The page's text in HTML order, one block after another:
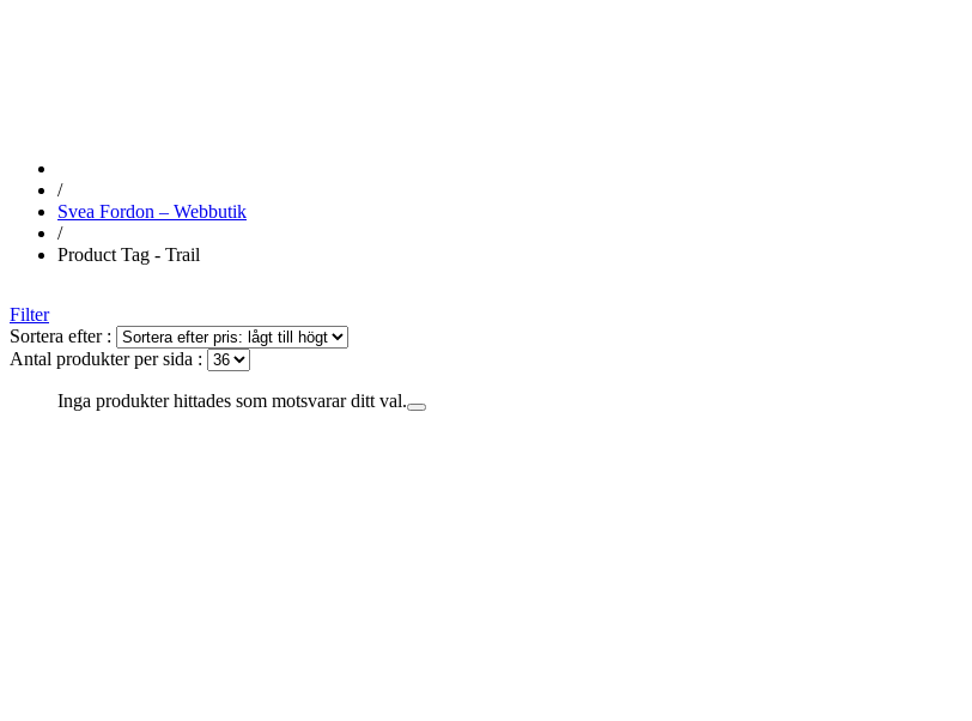
/
Svea Fordon – Webbutik
/
Product Tag - Trail
Filter
Sortera efter :
Antal produkter per sida :
Inga produkter hittades som motsvarar ditt val.